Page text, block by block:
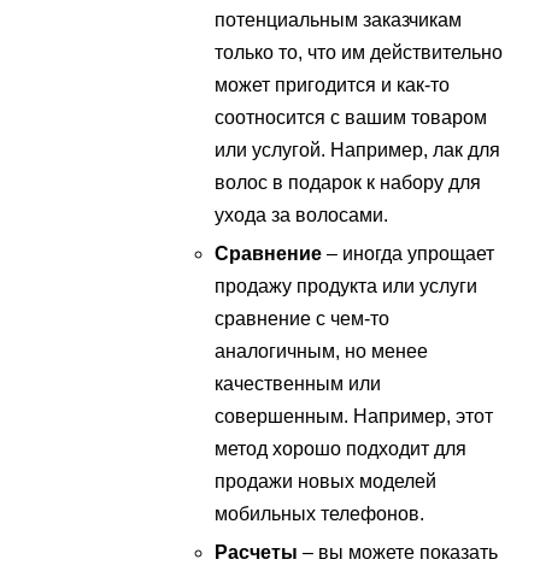
потенциальным заказчикам
только то, что им действительно
может пригодится и как-то
соотносится с вашим товаром
или услугой. Например, лак для
волос в подарок к набору для
ухода за волосами.
Сравнение – иногда упрощает
продажу продукта или услуги
сравнение с чем-то
аналогичным, но менее
качественным или
совершенным. Например, этот
метод хорошо подходит для
продажи новых моделей
мобильных телефонов.
Расчеты – вы можете показать